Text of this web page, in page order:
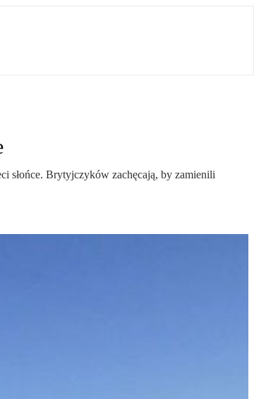
słońce. Brytyjczyków zachęcają, by zamienili